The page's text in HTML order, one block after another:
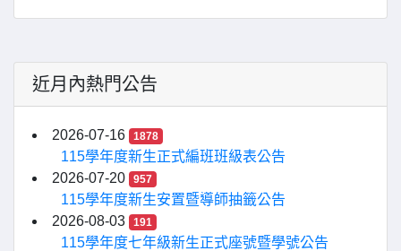
近月內熱門公告
2026-07-16 1878
115學年度新生正式編班班級表公告
2026-07-20
957
115學年度新生安置暨導師抽籤公告
2026-08-03
191
115學年度七年級新生正式座號暨學號公告